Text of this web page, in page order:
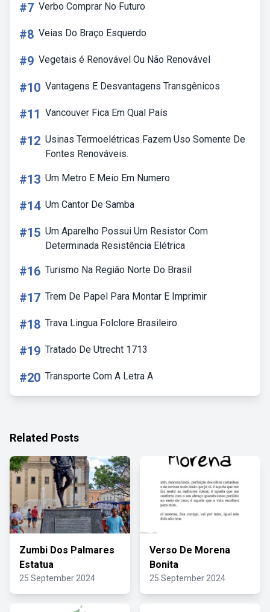
#7 Verbo Comprar No Futuro
#8 Veias Do Braço Esquerdo
#9 Vegetais é Renovável Ou Não Renovável
#10 Vantagens E Desvantagens Transgênicos
#11 Vancouver Fica Em Qual País
#12 Usinas Termoelétricas Fazem Uso Somente De
Fontes Renováveis.
#13 Um Metro E Meio Em Numero
#14 Um Cantor De Samba
#15 Um Aparelho Possui Um Resistor Com
Determinada Resistência Elétrica
#16 Turismo Na Região Norte Do Brasil
#17 Trem De Papel Para Montar E Imprimir
#18 Trava Lingua Folclore Brasileiro
#19 Tratado De Utrecht 1713
#20 Transporte Com A Letra A
Related Posts
Zumbi Dos Palmares
Estatua
25 September 2024
Verso De Morena
Bonita
25 September 2024